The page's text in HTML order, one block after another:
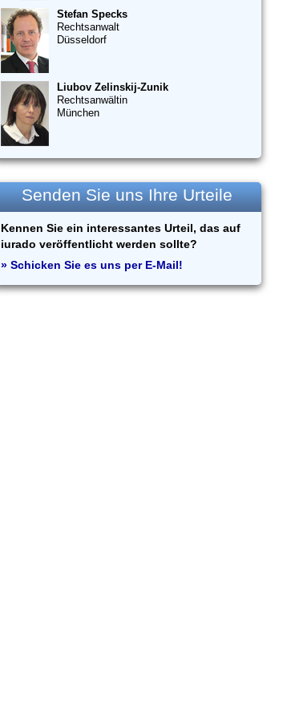
Stefan Specks
Rechtsanwalt
Düsseldorf
Liubov Zelinskij-Zunik
Rechtsanwältin
München
Senden Sie uns Ihre Urteile
Kennen Sie ein interessantes Urteil, das auf
iurado veröffentlicht werden sollte?
» Schicken Sie es uns per E-Mail!